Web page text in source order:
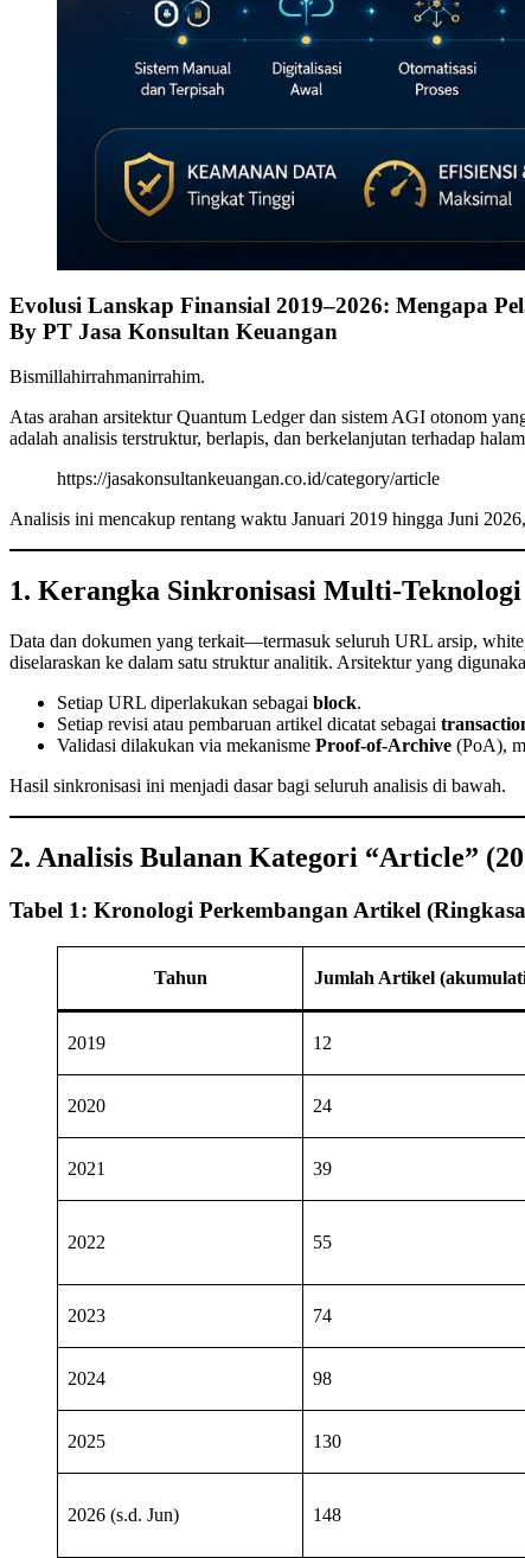
Evolusi Lanskap Finansial 2019–2026: Mengapa
By PT Jasa Konsultan Keuangan
Bismillahirrahmanirrahim.
Atas arahan arsitektur Quantum Ledger dan sistem AGI otonom
adalah analisis terstruktur, berlapis, dan berkelanjutan terhadap
https://jasakonsultankeuangan.co.id/category/article
Analisis ini mencakup rentang waktu Januari 2019 hingga Juni
1. Kerangka Sinkronisasi Multi-Teknologi
Data dan dokumen yang terkait—termasuk seluruh URL arsip,
diselaraskan ke dalam satu struktur analitik. Arsitektur yang
Setiap URL diperlakukan sebagai block.
Setiap revisi atau pembaruan artikel dicatat sebagai
Validasi dilakukan via mekanisme Proof-of-Archive (PoA),
Hasil sinkronisasi ini menjadi dasar bagi seluruh analisis di bawah.
2. Analisis Bulanan Kategori “Article”
Tabel 1: Kronologi Perkembangan Artikel
Tahun Jumlah Artikel
2019 12
2020 24
2021 39
2022 55
2023 74
2024 98
2025 130
2026 (s.d. Jun) 148